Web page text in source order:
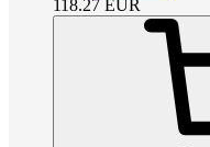
118.27 EUR